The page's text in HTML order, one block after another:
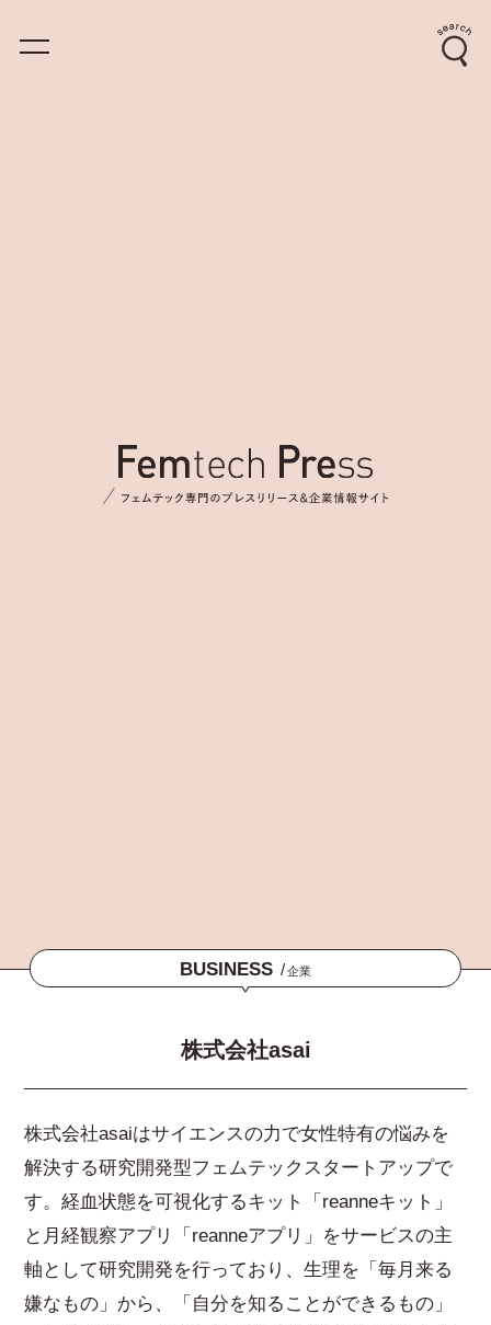
BUSINESS /企業
株式会社asai
株式会社asaiはサイエンスの力で女性特有の悩みを
解決する研究開発型フェムテックスタートアップで
す。経血状態を可視化するキット「reanneキット」
と月経観察アプリ「reanneアプリ」をサービスの主
軸として研究開発を行っており、生理を「毎月来る
嫌なもの」から、「自分を知ることができるもの」